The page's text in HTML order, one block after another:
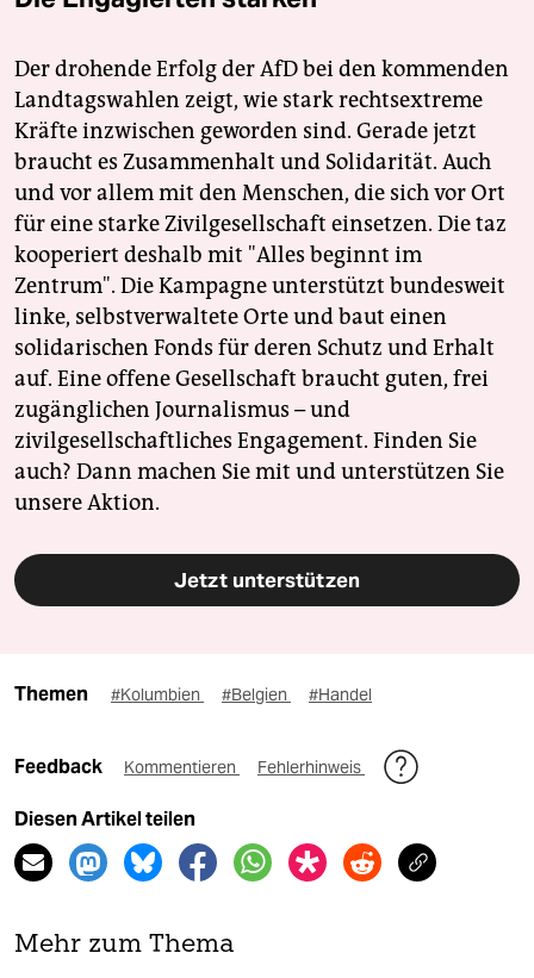
Der drohende Erfolg der AfD bei den kommenden
Landtagswahlen zeigt, wie stark rechtsextreme
Kräfte inzwischen geworden sind. Gerade jetzt
braucht es Zusammenhalt und Solidarität. Auch
und vor allem mit den Menschen, die sich vor Ort
für eine starke Zivilgesellschaft einsetzen. Die taz
kooperiert deshalb mit "Alles beginnt im
Zentrum". Die Kampagne unterstützt bundesweit
linke, selbstverwaltete Orte und baut einen
solidarischen Fonds für deren Schutz und Erhalt
auf. Eine offene Gesellschaft braucht guten, frei
zugänglichen Journalismus – und
zivilgesellschaftliches Engagement. Finden Sie
auch? Dann machen Sie mit und unterstützen Sie
unsere Aktion.
Jetzt unterstützen
Themen #Kolumbien #Belgien #Handel
Feedback Kommentieren Fehlerhinweis
Diesen Artikel teilen
Mehr zum Thema